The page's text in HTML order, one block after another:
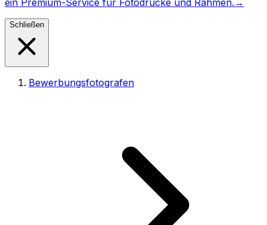
ein Premium-Service für Fotodrucke und Rahmen. →
Schließen
Bewerbungsfotografen